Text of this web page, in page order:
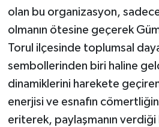
olan bu organizasyon, sadece
olmanın ötesine geçerek
Torul ilçesinde toplumsal
sembollerinden biri haline
dinamiklerini harekete geçiren
enerjisi ve esnafın
eriterek, paylaşmanın